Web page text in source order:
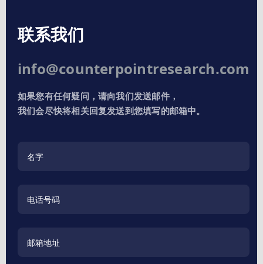
联系我们
info@counterpointresearch.com
如果您有任何疑问，请向我们发送邮件，
我们会尽快将相关回复发送到您填写的邮箱中。